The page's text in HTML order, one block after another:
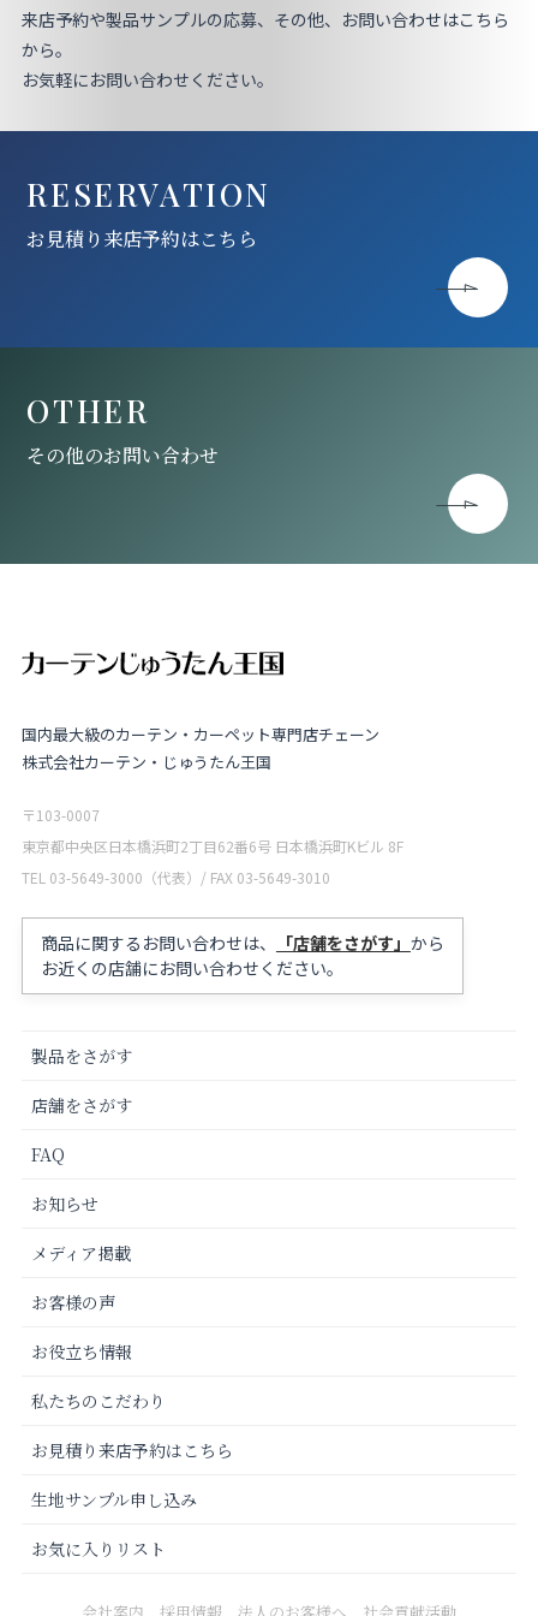
来店予約や製品サンプルの応募、その他、お問い合わせはこちら
から。
お気軽にお問い合わせください。
RESERVATION
お見積り来店予約はこちら
OTHER
その他のお問い合わせ
国内最大級のカーテン・カーペット専門店チェーン
株式会社カーテン・じゅうたん王国
〒103-0007
東京都中央区日本橋浜町2丁目62番6号 日本橋浜町Kビル 8F
TEL 03-5649-3000（代表）/ FAX 03-5649-3010
商品に関するお問い合わせは、 「店舗をさがす」 から
お近くの店舗にお問い合わせください。
製品をさがす
店舗をさがす
FAQ
お知らせ
メディア掲載
お客様の声
お役立ち情報
私たちのこだわり
お見積り来店予約はこちら
生地サンプル申し込み
お気に入りリスト
会社案内 採用情報 法人のお客様へ 社会貢献活動